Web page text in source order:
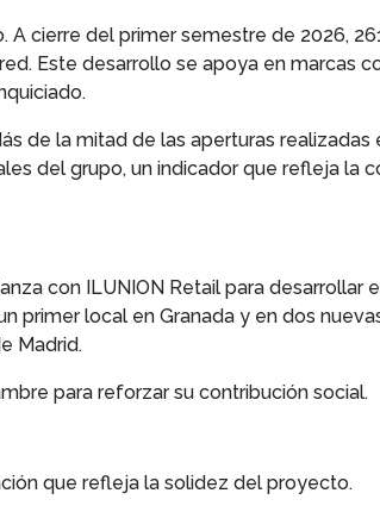
A cierre del primer semestre de 2026,
Este desarrollo se apoya en marcas
de la mitad de las aperturas realizadas
del grupo, un indicador que refleja la
con ILUNION Retail para desarrollar
primer local en Granada y en dos
Madrid.
para reforzar su contribución social.
que refleja la solidez del proyecto.